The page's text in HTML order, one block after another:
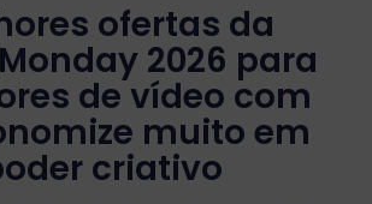
ofertas da
2026 para
de vídeo com
muito em
criativo